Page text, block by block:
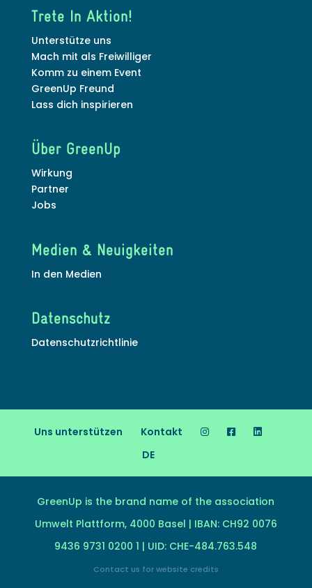
Trete In Aktion!
Unterstütze uns
Mach mit als Freiwilliger
Komm zu einem Event
GreenUp Freund
Lass dich inspirieren
Über GreenUp
Wirkung
Partner
Jobs
Medien & Neuigkeiten
In den Medien
Datenschutz
Datenschutzrichtlinie
Uns unterstützen
Kontakt
DE
GreenUp is the brand name of the association
Umwelt Plattform, 4000 Basel | IBAN: CH92 0076
9436 9731 0200 1 | UID: CHE-484.763.548
Contact us for website credits